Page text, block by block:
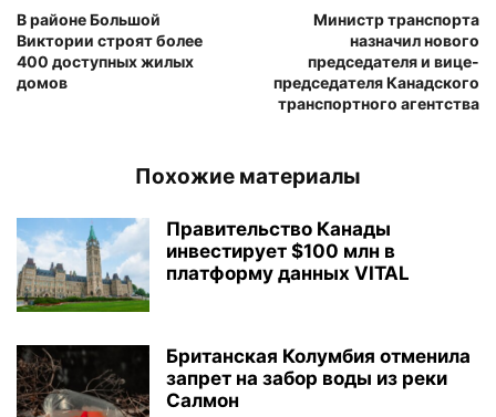
В районе Большой
Виктории строят более
400 доступных жилых
домов
Министр транспорта
назначил нового
председателя и вице-
председателя Канадского
транспортного агентства
Похожие материалы
Правительство Канады
инвестирует $100 млн в
платформу данных VITAL
Британская Колумбия отменила
запрет на забор воды из реки
Салмон